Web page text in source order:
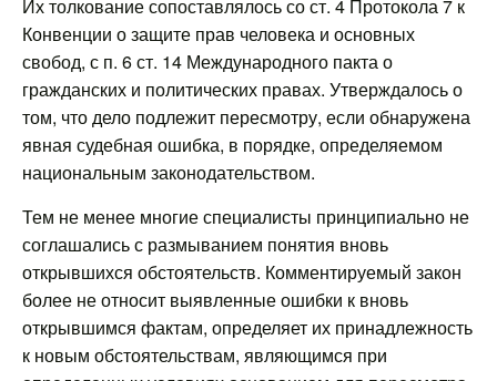
Их толкование сопоставлялось со ст. 4 Протокола 7 к
Конвенции о защите прав человека и основных
свобод, с п. 6 ст. 14 Международного пакта о
гражданских и политических правах. Утверждалось о
том, что дело подлежит пересмотру, если обнаружена
явная судебная ошибка, в порядке, определяемом
национальным законодательством.
Тем не менее многие специалисты принципиально не
соглашались с размыванием понятия вновь
открывшихся обстоятельств. Комментируемый закон
более не относит выявленные ошибки к вновь
открывшимся фактам, определяет их принадлежность
к новым обстоятельствам, являющимся при